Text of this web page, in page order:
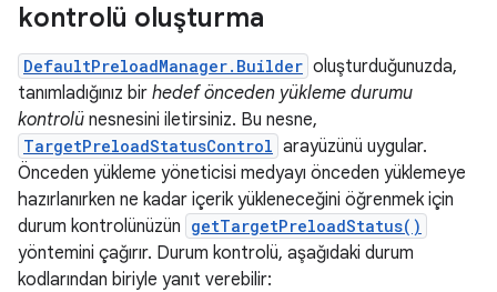
kontrolü oluşturma
DefaultPreloadManager.Builder oluşturduğunuzda,
tanımladığınız bir hedef önceden yükleme durumu
kontrolü nesnesini iletirsiniz. Bu nesne,
TargetPreloadStatusControl arayüzünü uygular.
Önceden yükleme yöneticisi medyayı önceden yüklemeye
hazırlanırken ne kadar içerik yükleneceğini öğrenmek için
durum kontrolünüzün getTargetPreloadStatus()
yöntemini çağırır. Durum kontrolü, aşağıdaki durum
kodlarından biriyle yanıt verebilir: